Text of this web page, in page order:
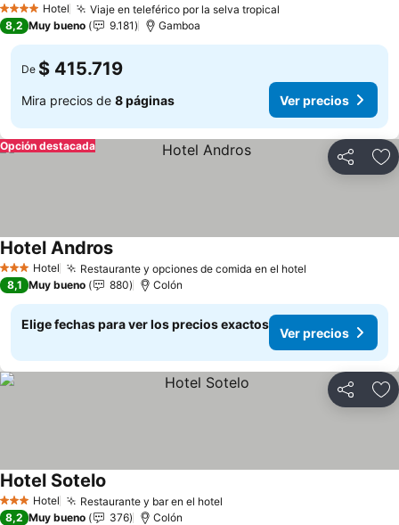
4 EstrellasHotel Viaje en teleférico por la selva tropical
8,2 Muy bueno 9.181 Gamboa
De $ 415.719
Mira precios de 8 páginas Ver precios
Compartir
Opción destacada
3 Estrellas
Hotel Restaurante y opciones de comida en el hotel
Hotel AndrosVer precios
8,1 Muy bueno 880 Colón
Elige fechas para ver los precios exactos
Ver precios
Compartir
3 Estrellas
Hotel Restaurante y bar en el hotel
Hotel Sotelo
8,2 Muy bueno 376 Colón